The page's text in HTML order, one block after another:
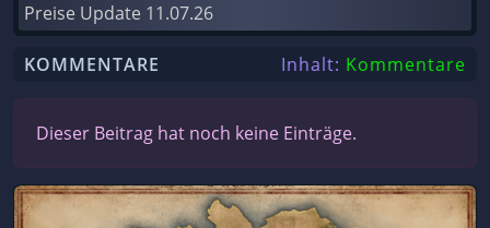
Preise Update 11.07.26
KOMMENTARE Inhalt: Kommentare
Dieser Beitrag hat noch keine Einträge.